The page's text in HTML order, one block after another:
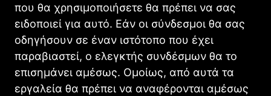
που θα χρησιμοποιήσετε θα πρέπει να σας
ειδοποιεί για αυτό. Εάν οι σύνδεσμοι θα σας
οδηγήσουν σε έναν ιστότοπο που έχει
παραβιαστεί, ο ελεγκτής συνδέσμων θα το
επισημάνει αμέσως. Ομοίως, από αυτά τα
εργαλεία θα πρέπει να αναφέρονται αμέσως